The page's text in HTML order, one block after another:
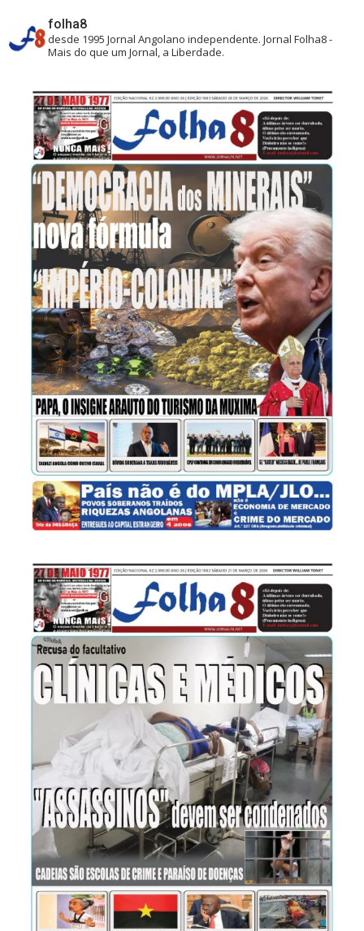
folha8
desde 1995 Jornal Angolano independente.Jornal Folha8 -
Mais do que um Jornal, a Liberdade.